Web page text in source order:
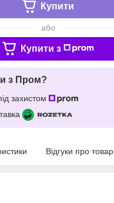
Купити
або
Купити з
з Пром?
захистом
Відгуки про товар